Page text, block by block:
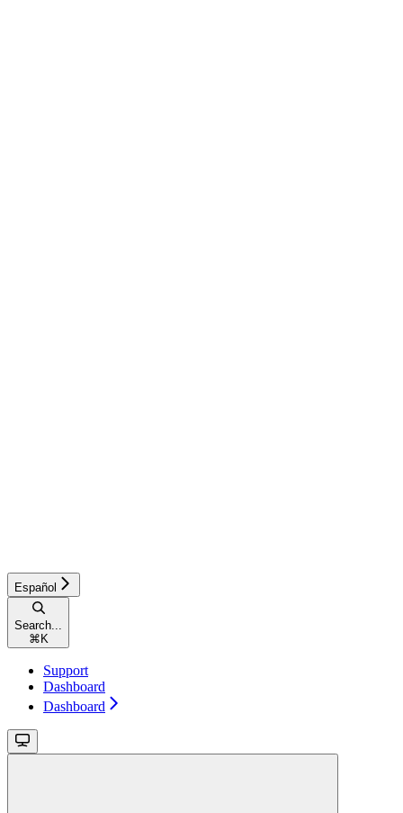
Español
Search...
⌘ K
Support
Dashboard
Dashboard